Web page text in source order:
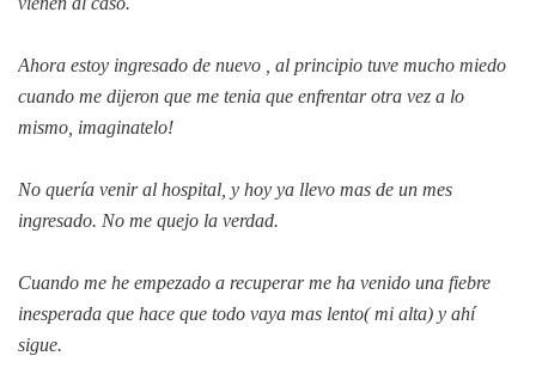
Ahora estoy ingresado de nuevo , al principio tuve mucho miedo
cuando me dijeron que me tenia que enfrentar otra vez a lo
mismo, imaginatelo!
No quería venir al hospital, y hoy ya llevo mas de un mes
ingresado. No me quejo la verdad.
Cuando me he empezado a recuperar me ha venido una fiebre
inesperada que hace que todo vaya mas lento( mi alta) y ahí
sigue.